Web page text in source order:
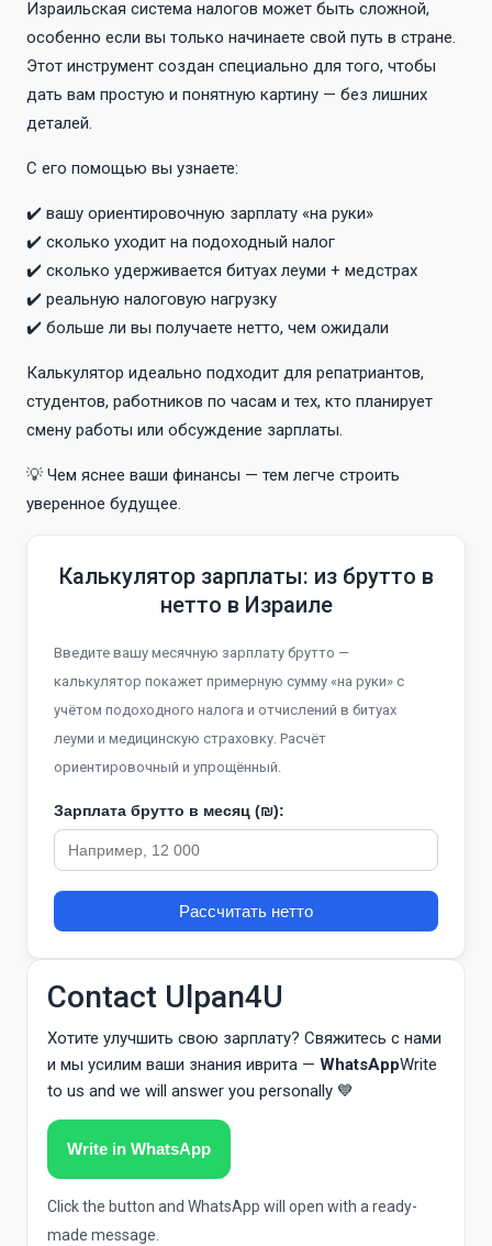
Израильская система налогов может быть сложной,
особенно если вы только начинаете свой путь в стране.
Этот инструмент создан специально для того, чтобы
дать вам простую и понятную картину — без лишних
деталей.
С его помощью вы узнаете:
✔️ вашу ориентировочную зарплату «на руки»
✔️ сколько уходит на подоходный налог
✔️ сколько удерживается битуах леуми + медстрах
✔️ реальную налоговую нагрузку
✔️ больше ли вы получаете нетто, чем ожидали
Калькулятор идеально подходит для репатриантов,
студентов, работников по часам и тех, кто планирует
смену работы или обсуждение зарплаты.
💡 Чем яснее ваши финансы — тем легче строить
уверенное будущее.
Калькулятор зарплаты: из брутто в
нетто в Израиле
Введите вашу месячную зарплату брутто —
калькулятор покажет примерную сумму «на руки» с
учётом подоходного налога и отчислений в битуах
леуми и медицинскую страховку. Расчёт
ориентировочный и упрощённый.
Зарплата брутто в месяц (₪):
Рассчитать нетто
Contact Ulpan4U
Хотите улучшить свою зарплату? Свяжитесь с нами
и мы усилим ваши знания иврита — WhatsAppWrite
to us and we will answer you personally 💙
Write in WhatsApp
Click the button and WhatsApp will open with a ready-
made message.